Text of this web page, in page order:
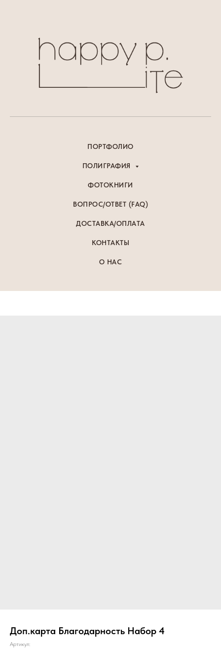
ПОРТФОЛИО
ПОЛИГРАФИЯ
ФОТОКНИГИ
ВОПРОС/ОТВЕТ (FAQ)
ДОСТАВКА/ОПЛАТА
КОНТАКТЫ
О НАС
Доп.карта Благодарность Набор 4
Артикул: